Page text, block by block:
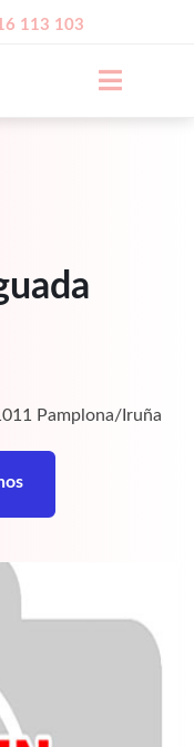
113 103
Pamplona/Iruña